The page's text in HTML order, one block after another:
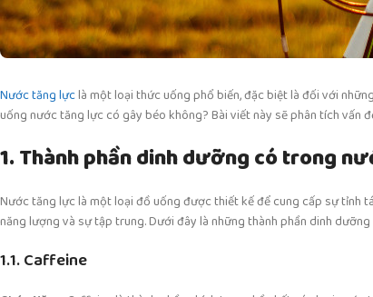
Nước tăng lựclà một loại thức uống phổ biến, đặc biệt là đối với
uống nước tăng lực có gây béo không? Bài viết này sẽ phân tích vấn
1. Thành phần dinh dưỡng có trong
Nước tăng lực là một loại đồ uống được thiết kế để cung cấp sự tỉnh
năng lượng và sự tập trung. Dưới đây là những thành phần dinh
1.1. Caffeine